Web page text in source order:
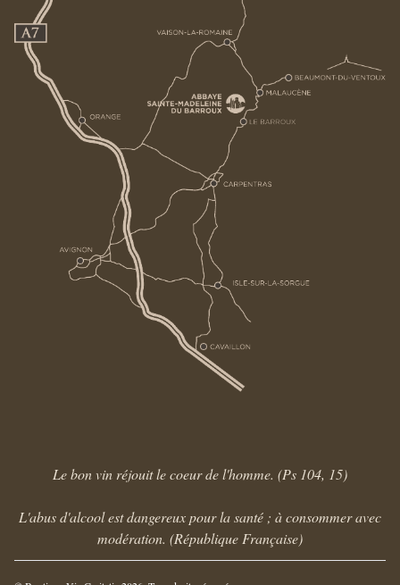
Le bon vin réjouit le coeur de l'homme. (Ps 104, 15)
L'abus d'alcool est dangereux pour la santé ; à consommer avec
modération. (République Française)